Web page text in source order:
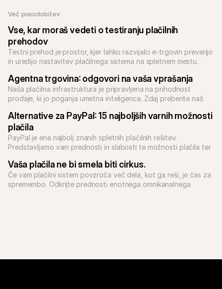
Več posodobitev
Vse, kar moraš vedeti o testiranju plačilnih
prehodov
Testni prehod je prostor, kjer lahko razvijalci e-trgovin preverijo
in uredijo nastavitev plačilnega sistema na spletnem mestu.
Agentna trgovina: odgovori na vaša vprašanja
Naša plačilna infrastruktura je pripravljena na prihodnost
prodaje, ki jo poganja umetna inteligenca. Zdaj preberite naš
vodijo AI agenti.
Alternative za PayPal: 15 najboljših varnih možnosti
plačila
PayPal je ena najbolj znanih spletnih plačilnih rešitev.
Predstavljamo vam prednosti in slabosti te možnosti plačila ter
Vaša plačila ne bi smela biti cirkus.
Če vam plačilni sistem povzroča več dela, kot ga reši, je čas za
spremembo. Odkrijte prednosti enotnega omnikanalnega